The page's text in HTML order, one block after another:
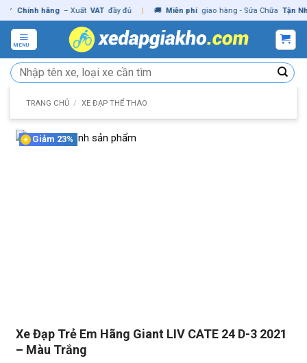
Skip
to
content
Chính hãng – Xuất VAT đầy đủ | 🚚 Miễn phí giao hàng - Sửa Chữa Tận Nhà ✓
MENU
Tìm
kiếm:
TRANG CHỦ / XE ĐẠP THỂ THAO
Xe Đạp Trẻ Em Hãng Giant LIV CATE 24 D-3 2021
– Màu Trắng
Giảm 23%